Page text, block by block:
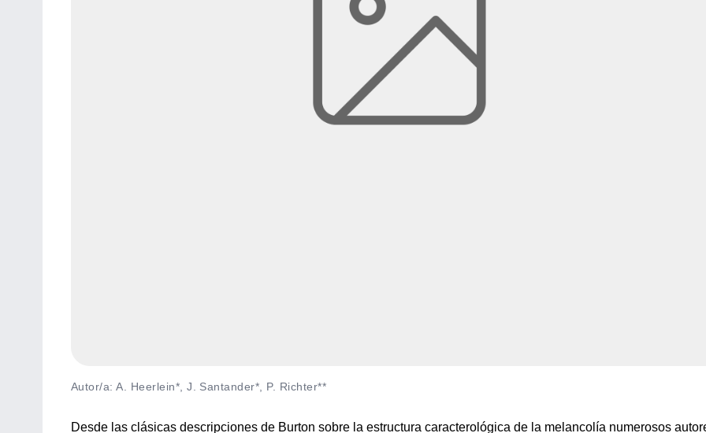
Autor/a: A. Heerlein*, J. Santander*, P. Richter**
Desde las clásicas descripciones de Burton sobre la estructura caracterológica de la melancolía numerosos